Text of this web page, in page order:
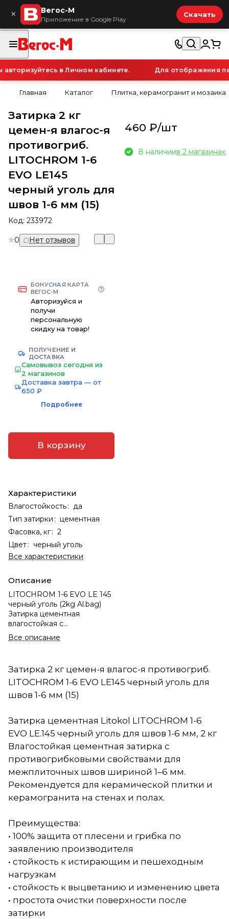
× Вегос-М
Приложение в Google Play
Скачать
в Личном кабинете. Для отображения
Главная Каталог Плитка, керамогранит и мозаика
Затирка 2 кг
цемен-я влагос-я
противогриб.
LITOCHROM 1-6
EVO LE145
черный уголь для
швов 1-6 мм (15)
Код: 233972
0 Нет отзывов
БОНУСНАЯ КАРТА
ВЕГОС-М
Авторизуйся и
получи
персональную
скидку на товар!
ПОЛУЧЕНИЕ И
ДОСТАВКА
Самовывоз сегодня из
2 магазинов
Доставка завтра — от
650 ₽
Подробнее
В корзину
Характеристики
Влагостойкость:
да
Тип затирки : цементная
Фасовка, кг: 2
Цвет: черный уголь
Все характеристики
Описание
LITOCHROM 1-6 EVO LE 145
черный уголь (2kg Al.bag)
Затирка цементная
влагостойкая c
противогрибковыми
свойствами для швов
Все описание
460 ₽/шт
В наличиив 2 магазинах
Затирка 2 кг цемен-я влагос-я противогриб.
LITOCHROM 1-6 EVO LE145 черный уголь для
швов 1-6 мм (15)
Затирка цементная Litokol LITOCHROM 1-6
EVO LE.145 черный уголь для швов 1-6 мм, 2 кг
Влагостойкая цементная затирка с
противогрибковыми свойствами для
межплиточных швов шириной 1–6 мм.
Рекомендуется для керамической плитки и
керамогранита на стенах и полах.
Преимущества:
• 100% защита от плесени и грибка по
заявлению производителя
• стойкость к истирающим и пешеходным
нагрузкам
• стойкость к выцветанию и изменению цвета
• простота очистки поверхности после
затирки